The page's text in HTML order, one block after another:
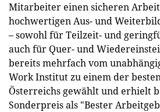
Mitarbeiter einen sicheren
hochwertigen Aus- und
– sowohl für Teilzeit- und
auch für Quer- und
bereits mehrfach vom
Work Institut zu einem der
Österreichs gewählt und erhielt
Sonderpreis als "Bester